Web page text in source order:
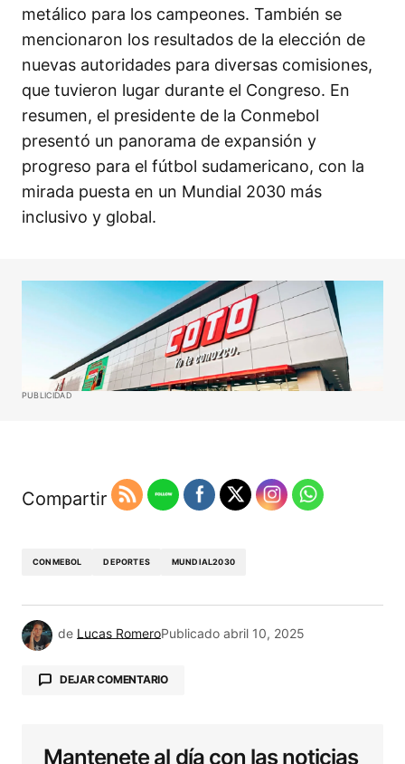
metálico para los campeones. También se
mencionaron los resultados de la elección de
nuevas autoridades para diversas comisiones,
que tuvieron lugar durante el Congreso. En
resumen, el presidente de la Conmebol
presentó un panorama de expansión y
progreso para el fútbol sudamericano, con la
mirada puesta en un Mundial 2030 más
inclusivo y global.
PUBLICIDAD
Compartir
CONMEBOL DEPORTES MUNDIAL2030
de Lucas RomeroPublicado abril 10, 2025
DEJAR COMENTARIO
Tu dirección de correo electrónico no será
Mantenete al día con las noticias